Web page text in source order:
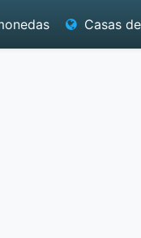
Casas